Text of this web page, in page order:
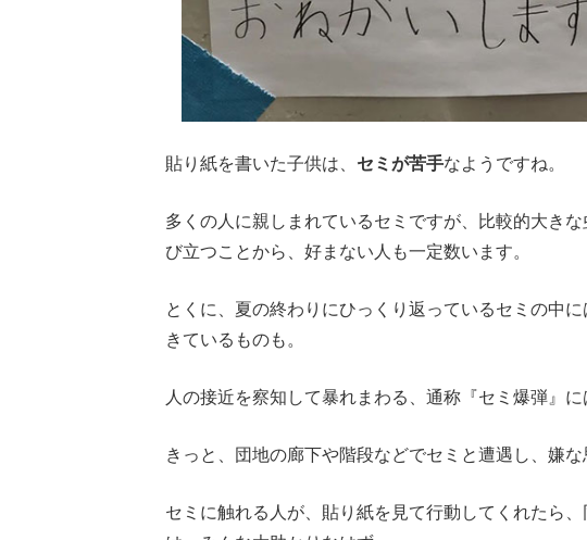
貼り紙を書いた子供は、 セミが苦手なようですね。
多くの人に親しまれているセミですが、比較的大き
び立つことから、好まない人も一定数います。
とくに、夏の終わりにひっくり返っているセミの中
きているものも。
人の接近を察知して暴れまわる、通称『セミ爆弾』に
きっと、団地の廊下や階段などでセミと遭遇し、嫌な
セミに触れる人が、貼り紙を見て行動してくれたら